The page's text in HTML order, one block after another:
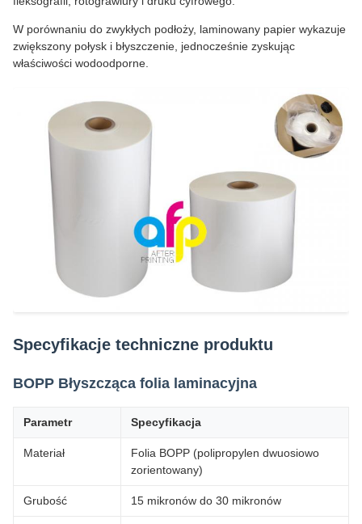
W porównaniu do zwykłych podłoży, laminowany papier wykazuje
zwiększony połysk i błyszczenie, jednocześnie zyskując
właściwości wodoodporne.
Specyfikacje techniczne produktu
BOPP Błyszcząca folia laminacyjna
Parametr Specyfikacja
Materiał
Folia BOPP (polipropylen dwuosiowo
zorientowany)
Grubość 15 mikronów do 30 mikronów